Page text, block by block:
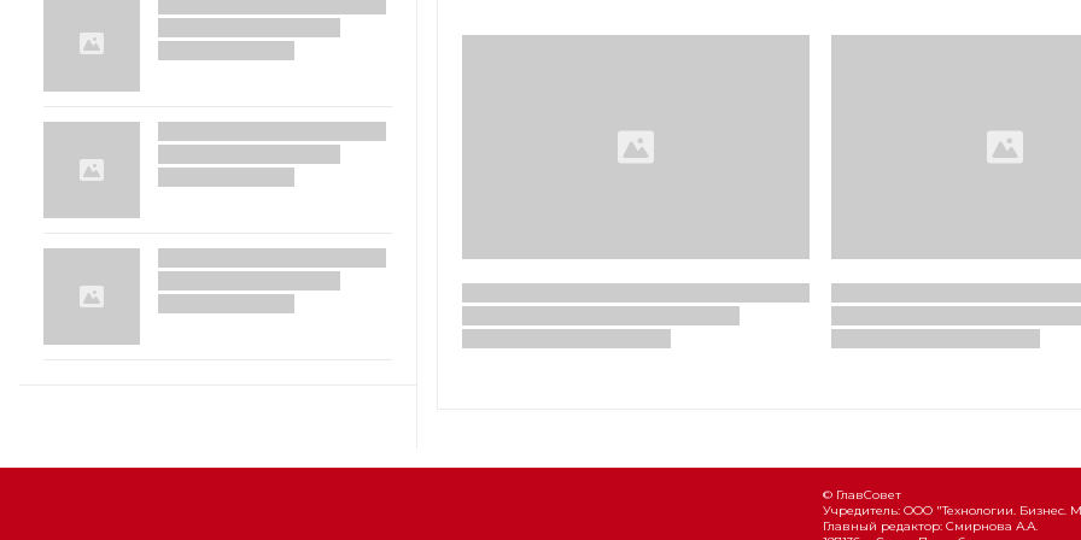
© ГлавСовет
Учредитель: ООО "Технологии. Бизнес.
Главный редактор: Смирнова А.А.